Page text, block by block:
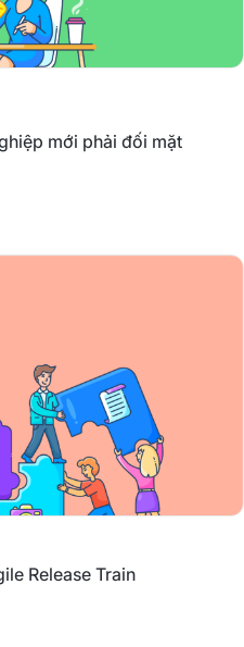
mới phải đối mặt
Release Train